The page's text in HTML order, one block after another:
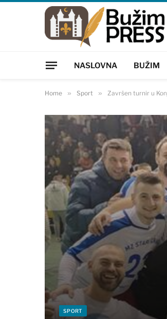
NASLOVNA BUŽIM
Home » Sport » Završen turnir u
SPORT